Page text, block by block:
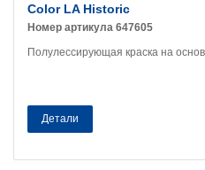
Color LA Historic
Номер артикула 647605
Полулессирующая краска на
Детали